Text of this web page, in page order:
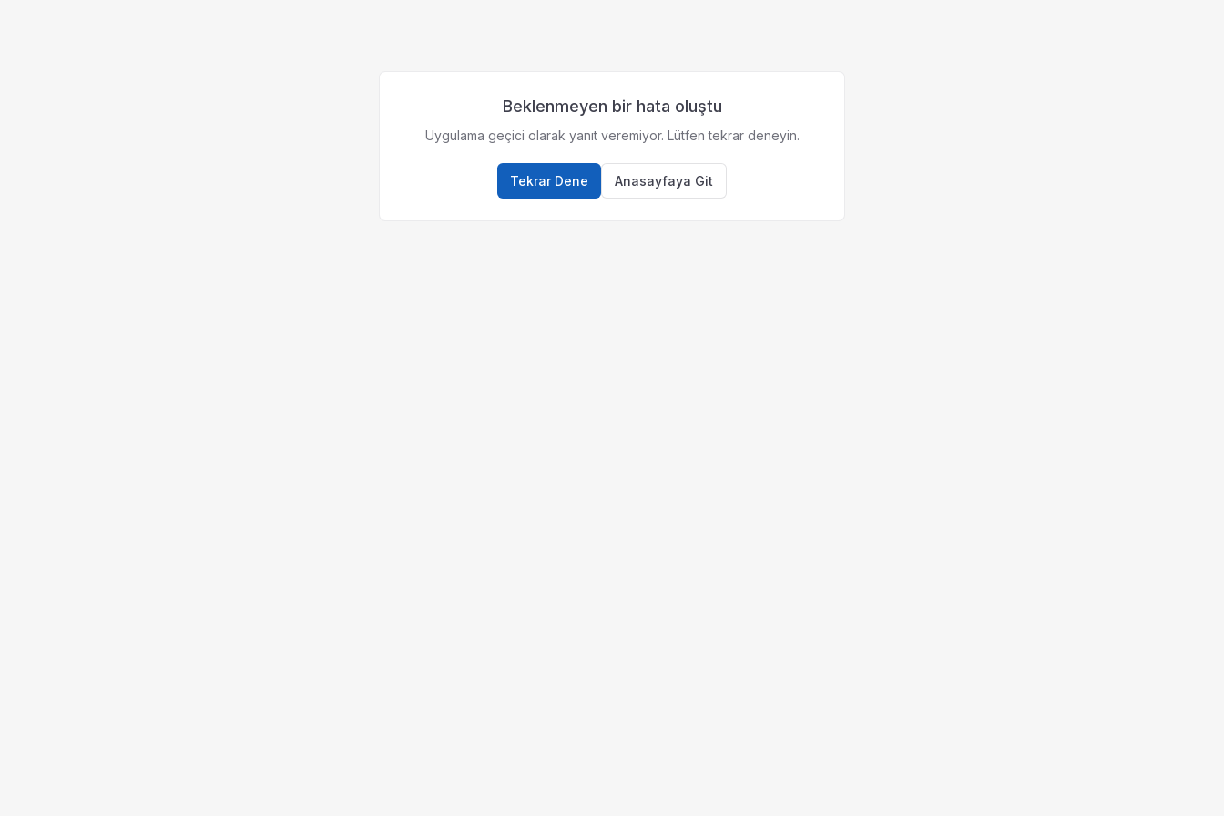
Beklenmeyen bir hata oluştu
Uygulama geçici olarak yanıt veremiyor. Lütfen tekrar deneyin.
Tekrar Dene Anasayfaya Git